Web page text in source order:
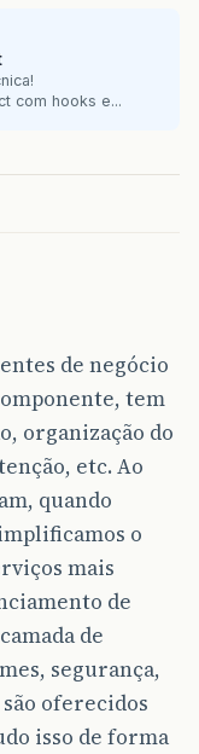
com hooks e...
de negócio
tem
organização do
etc. Ao
quando
o
mais
de
de
segurança,
oferecidos
isso de forma